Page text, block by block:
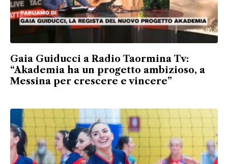
Gaia Guiducci a Radio Taormina Tv:
“Akademia ha un progetto ambizioso, a
Messina per crescere e vincere”